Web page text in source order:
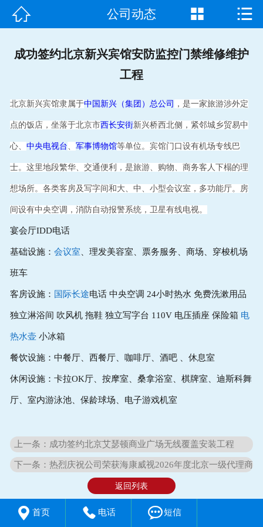
首页
成功案例
常见问题
客户见证
 公司动态  
成功签约北京新兴宾馆安防监控门禁维修维护
工程
北京新兴宾馆隶属于中国新兴（集团）总公司 ，是一家旅游涉外定
点的饭店，坐落于北京市西长安街新兴桥西北侧，紧邻城乡贸易中
心、 中央电视台 军事博物馆等单位。宾馆门口设有机场专线巴
士。这里地段繁华、交通便利，是旅游、购物、商务客人下榻的理
想场所。各类客房及写字间和大、中、小型会议室，多功能厅。房
间设有中央空调，消防自动报警系统，卫星有线电视。
宴会厅IDD电话
基础设施： 会议室 、理发美容室、票务服务、商场、穿梭机场
班车
客房设施： 国际长途电话 中央空调 24小时热水 免费洗漱用品
独立淋浴间 吹风机 拖鞋 独立写字台 110V 电压插座 保险箱 电
热水壶小冰箱
餐饮设施：中餐厅、西餐厅、咖啡厅、酒吧 、休息室
休闲设施：卡拉OK厅、按摩室、桑拿浴室、棋牌室、迪斯科舞
厅、室内游泳池、保龄球场、电子游戏机室
上一条：成功签约北京艾瑟顿商业广场无线覆盖安装工程
下一条：热烈庆祝公司荣获海康威视2026年度北京一级代理商
返回列表
 首页  电话 短信